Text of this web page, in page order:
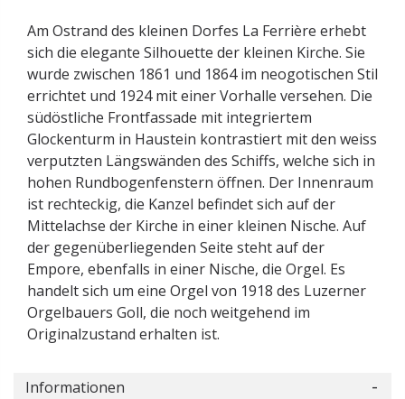
Am Ostrand des kleinen Dorfes La Ferrière erhebt
sich die elegante Silhouette der kleinen Kirche. Sie
wurde zwischen 1861 und 1864 im neogotischen Stil
errichtet und 1924 mit einer Vorhalle versehen. Die
südöstliche Frontfassade mit integriertem
Glockenturm in Haustein kontrastiert mit den weiss
verputzten Längswänden des Schiffs, welche sich in
hohen Rundbogenfenstern öffnen. Der Innenraum
ist rechteckig, die Kanzel befindet sich auf der
Mittelachse der Kirche in einer kleinen Nische. Auf
der gegenüberliegenden Seite steht auf der
Empore, ebenfalls in einer Nische, die Orgel. Es
handelt sich um eine Orgel von 1918 des Luzerner
Orgelbauers Goll, die noch weitgehend im
Originalzustand erhalten ist.
Informationen